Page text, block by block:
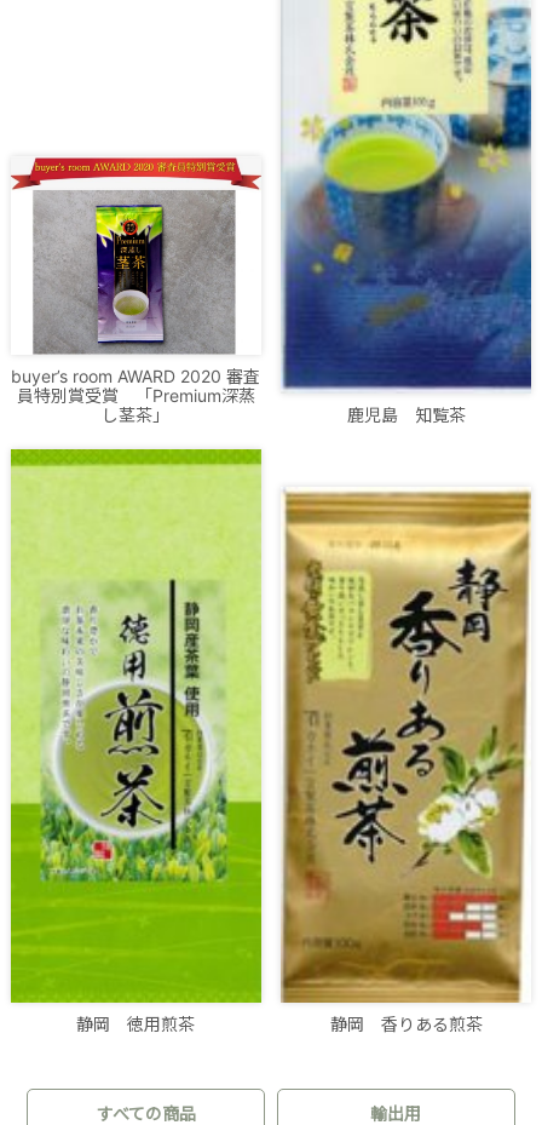
buyer’s room AWARD 2020 審査
員特別賞受賞 「Premium深蒸
し茎茶」
鹿児島 知覧茶
静岡 徳用煎茶 静岡 香りある煎茶
すべての商品 輸出用